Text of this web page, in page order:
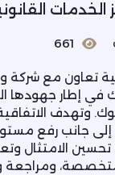
الخدمات
661
تعاون مع شركة
في إطار
وتهدف
جانب رفع
تحسين الامتثال